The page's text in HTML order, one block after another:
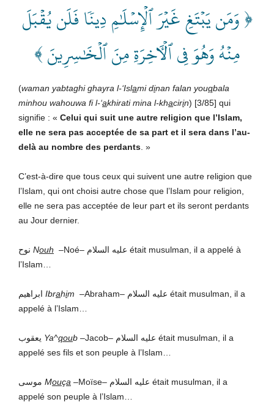
﴿ وَمَن يَبۡتَغِ غَيۡرَ ٱلۡإِسۡلَٰمِ دِينٗا فَلَن يُقۡبَلَ
مِنۡهُ وَهُوَ فِي ٱلۡأٓخِرَةِ مِنَ ٱلۡخَٰسِرِينَ ﴾
(waman yabtaghi ghayra l-‘Islami dinan falan youqbala
minhou wahouwa fi l-‘akhirati mina l-khacirin) [3/85] qui
signifie : « Celui qui suit une autre religion que l’Islam,
elle ne sera pas acceptée de sa part et il sera dans l’au-
delà au nombre des perdants . »
C’est-à-dire que tous ceux qui suivent une autre religion que
l’Islam, qui ont choisi autre chose que l’Islam pour religion,
elle ne sera pas acceptée de leur part et ils seront perdants
au Jour dernier.
Nouh ‒Noé‒ عليه السلام était musulman, il a appelé à
l’Islam…
Ibrahim ‒Abraham‒ عليه السلام était musulman, il a
appelé à l’Islam…
Ya^qoub ‒Jacob‒ عليه السلام était musulman, il a
appelé ses fils et son peuple à l’Islam…
Mouça ‒Moïse‒ عليه السلام était musulman, il a
appelé son peuple à l’Islam…